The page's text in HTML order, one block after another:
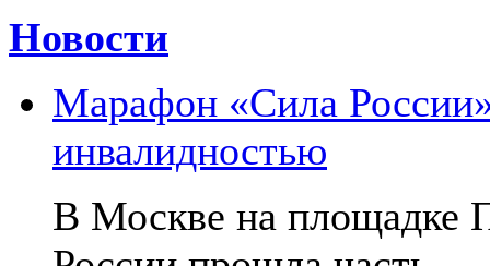
Новости
Марафон «Сила
инвалидностью
В Москве на площадке